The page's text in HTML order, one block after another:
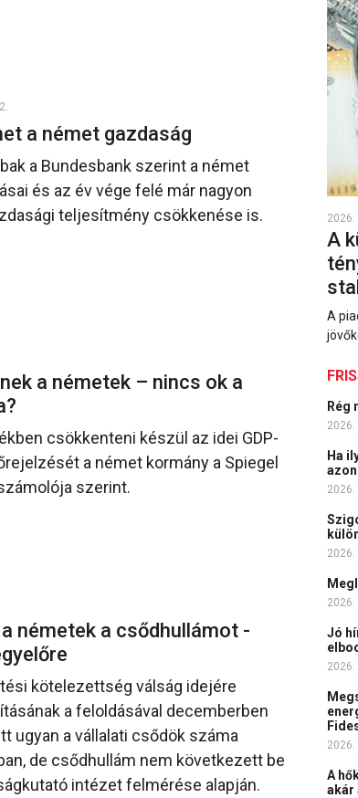
a német gazdaság
a Bundesbank szerint a német
és az év vége felé már nagyon
teljesítmény csökkenése is.
a németek – nincs ok a
csökkenteni készül az idei GDP-
a német kormány a Spiegel
szerint.
németek a csődhullámot -
kötelezettség válság idejére
a feloldásával decemberben
ugyan a vállalati csődök száma
de csődhullám nem következett be
intézet felmérése alapján.
2026.
A
A
Rég
2026.
Ha
2026.
2026.
2026.
Jó
2026.
2026.
A
akár